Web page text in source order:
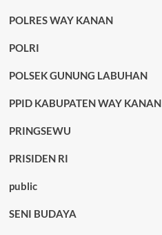
POLRES WAY KANAN
POLRI
POLSEK GUNUNG LABUHAN
PPID KABUPATEN WAY KANAN
PRINGSEWU
PRISIDEN RI
public
SENI BUDAYA